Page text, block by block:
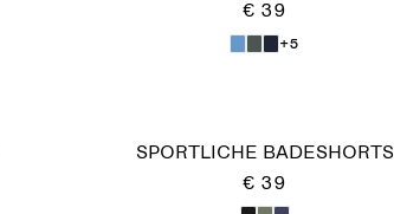
€ 39
+5
SPORTLICHE BADESHORTS
€ 39